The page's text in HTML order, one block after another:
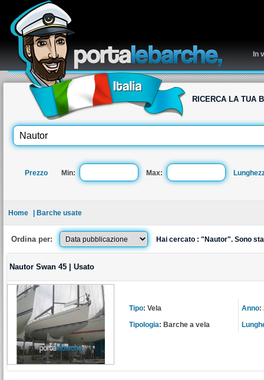
In
RICERCA LA TUA
Prezzo Min: Max:
Home | Barche usate
Ordina per: Hai cercato : "Nautor". Sono
Nautor Swan 45 | Usato
Tipo: Vela
Tipologia: Barche a vela
Anno: